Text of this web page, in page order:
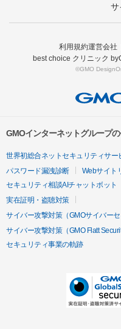
サ
利用規約運営会社
best choice クリニック
©GMO
GMOインターネットグループ
世界初総合ネットセキュリティサー
パスワード漏洩診断
Webサイト
セキュリティ相談AIチャットボット
実在証明・盗聴対策
サイバー攻撃対策（GMOサイバーセ
サイバー攻撃対策（GMO Flatt
セキュリティ事業の軌跡